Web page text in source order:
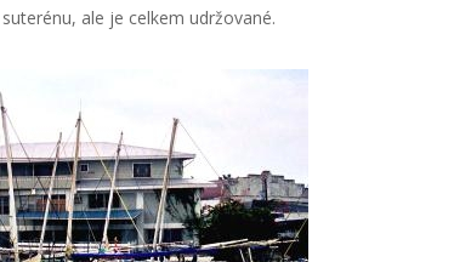
ale je celkem udržované.